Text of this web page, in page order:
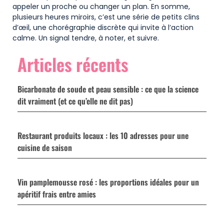
appeler un proche ou changer un plan. En somme,
plusieurs heures miroirs, c’est une série de petits clins
d’œil, une chorégraphie discrète qui invite à l’action
calme. Un signal tendre, à noter, et suivre.
Articles récents
Bicarbonate de soude et peau sensible : ce que la science
dit vraiment (et ce qu’elle ne dit pas)
Restaurant produits locaux : les 10 adresses pour une
cuisine de saison
Vin pamplemousse rosé : les proportions idéales pour un
apéritif frais entre amies